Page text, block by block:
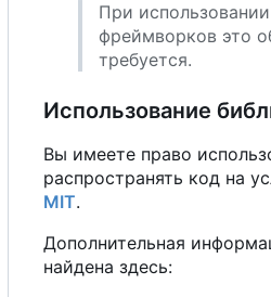
При использовании
фреймворков это
требуется.
Использование
Вы имеете право
распространять код на
MIT.
Дополнительная
найдена здесь: